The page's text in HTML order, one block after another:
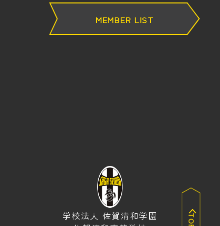
MEMBER LIST
学校法人 佐賀清和学園
TOP